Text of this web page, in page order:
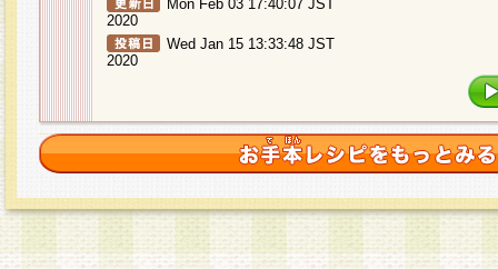
Mon Feb 03 17:40:07 JST
2020
Wed Jan 15 13:33:48 JST
2020